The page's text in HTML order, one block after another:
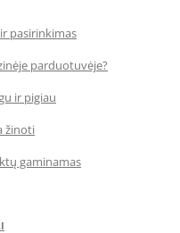
pasirinkimas
parduotuvėje?
ir pigiau
žinoti
gaminamas